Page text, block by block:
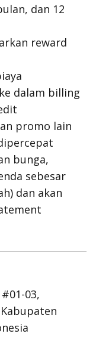
dan 12
reward
dalam billing
promo lain
bunga,
sebesar
dan akan
03,